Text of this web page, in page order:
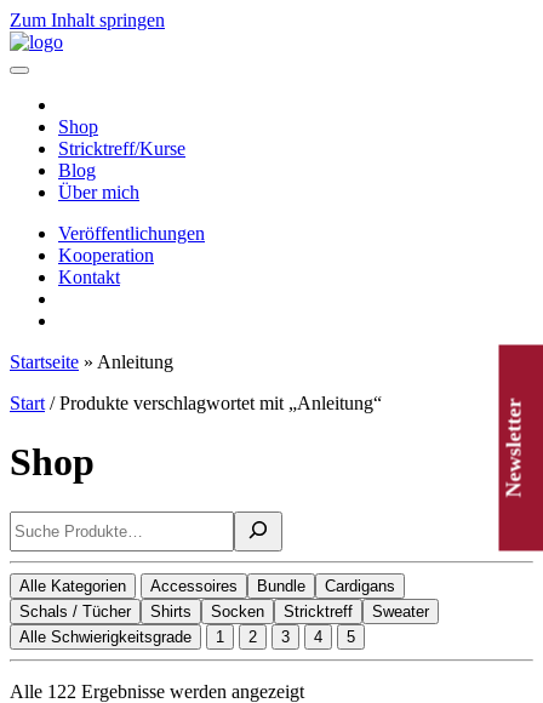
Zum Inhalt springen
Hauptnavigation
Shop
Stricktreff/Kurse
Blog
Über mich
Veröffentlichungen
Kooperation
Kontakt
Startseite » Anleitung
Start / Produkte verschlagwortet mit „Anleitung“
Shop
Suchen
Alle Kategorien Accessoires Bundle
Cardigans
Schals / Tücher
Shirts Socken Stricktreff
Sweater
Alle Schwierigkeitsgrade
1 2 3 4 5
Alle 122 Ergebnisse werden angezeigtNach
Newsletter